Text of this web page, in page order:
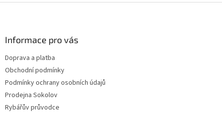
Informace pro vás
Doprava a platba
Obchodní podmínky
Podmínky ochrany osobních údajů
Prodejna Sokolov
Rybářův průvodce